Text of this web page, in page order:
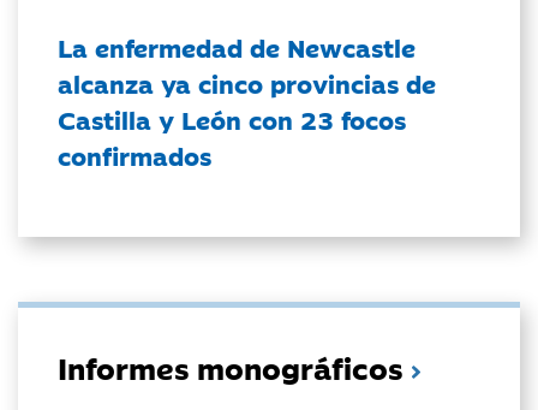
La enfermedad de Newcastle
alcanza ya cinco provincias de
Castilla y León con 23 focos
confirmados
Informes monográficos